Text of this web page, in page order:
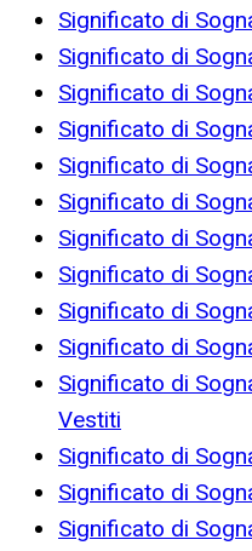
Significato di
Significato di
Significato di
Significato di
Significato di
Significato di
Significato di
Significato di
Significato di
Significato di
Significato di
Vestiti
Significato di
Significato di
Significato di